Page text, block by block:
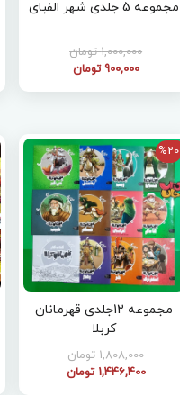
مجموعه 5 جلدی شهر الفبای
1,000,000 تومان
900,000 تومان
%20
مجموعه 12جلدی قهرمانان
کربلا
1,808,000 تومان
1,446,400 تومان